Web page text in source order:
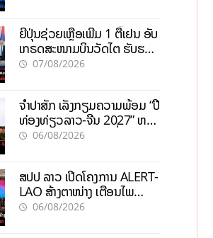
ຍີ່ປຸ່ນຊ່ວຍເຫຼືອເພີ່ມ 1 ຕື້ເຢນ ອັບ
ເກຣດສະໜາມບິນວັດໄຕ ຮັບຮອງ
ການເຕີບໂຕ
07/08/2026
ຈຳປາສັກ ເລັ່ງກຽມຄວາມພ້ອມ “ປີ
ທ່ອງທ່ຽວລາວ-ຈີນ 2027” ຫວັງ
ກະຕຸ້ນເສດຖະກິດທ້ອງຖິ່ນ
06/08/2026
ສປປ ລາວ ເປີດໂຄງການ ALERT-
LAO ສ້າງຕາໜ່າງ ເຕືອນໄພ
ພະຍາດລະບາດທົ່ວປະເທດ
06/08/2026